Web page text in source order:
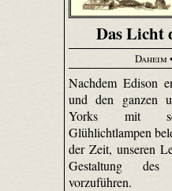
Das
Daheim
Nachdem Edison
und den ganzen
Yorks mit
Glühlichtlampen
der Zeit, unseren
Gestaltung des
vorzuführen.